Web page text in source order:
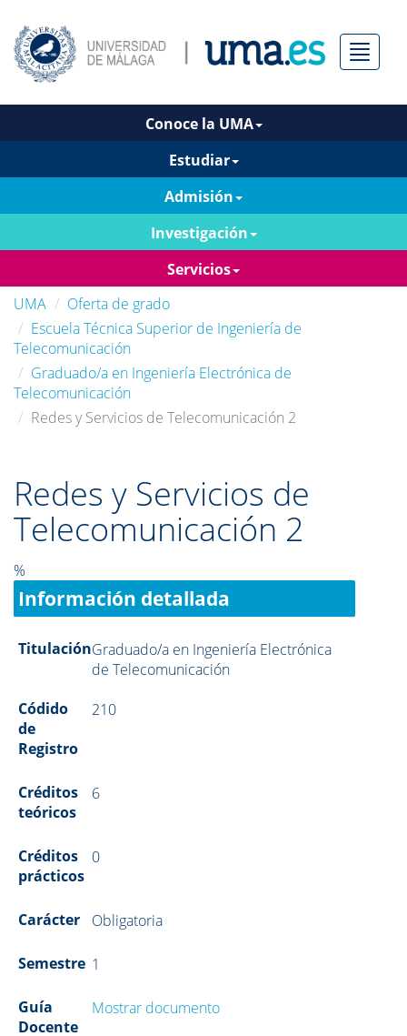
Menú
Conoce la UMA
Estudiar
Admisión
Investigación
Servicios
UMA
Oferta de grado
Escuela Técnica Superior de Ingeniería de
Telecomunicación
Graduado/a en Ingeniería Electrónica de
Telecomunicación
Redes y Servicios de Telecomunicación 2
Redes y Servicios de
Telecomunicación 2
%
Información detallada
TitulaciónGraduado/a en Ingeniería Electrónica
de Telecomunicación
Códido
de
Registro
210
Créditos
teóricos
6
Créditos
prácticos
0
Carácter Obligatoria
Semestre 1
Guía
Docente
Mostrar documento